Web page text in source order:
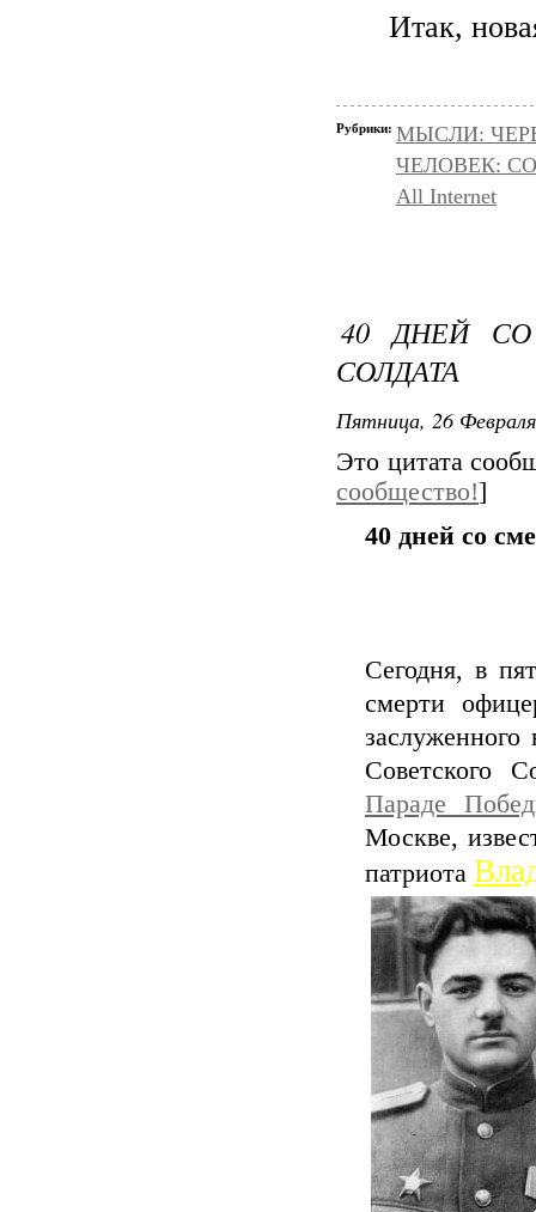
Итак,
Рубрики: МЫСЛИ:
ЧЕЛОВЕК:
All Internet
40 ДНЕЙ
СОЛДАТА
Пятница, 26
Это цитата
сообщество!]
40 дней со
Сегодня, в
смерти
Советского
Параде
Москве,
патриота